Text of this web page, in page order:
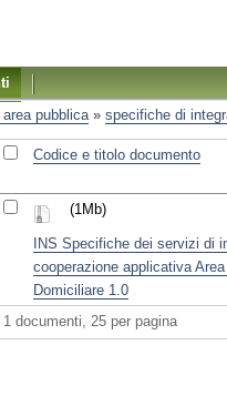
pubblica» specifiche di
Codice e titolo documento
INS Specifiche dei servizi di
cooperazione applicativa
Domiciliare 1.0
(1Mb)
1 documenti, 25 per pagina